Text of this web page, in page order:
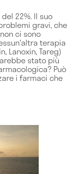
22%. Il suo
gravi, che
ci sono
terapia
Lanoxin, Tareg)
stato più
Può
i farmaci che